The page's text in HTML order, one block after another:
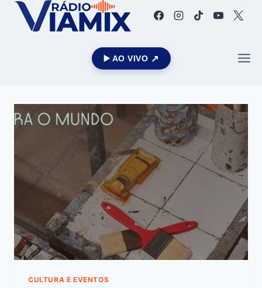
▶️ AO VIVO
CULTURA E EVENTOS